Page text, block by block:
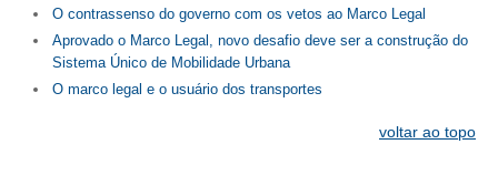
PALAVRA DO MURILO
O contrassenso do governo com os vetos ao Marco Legal
Aprovado o Marco Legal, novo desafio deve ser a construção do
Sistema Único de Mobilidade Urbana
O marco legal e o usuário dos transportes
voltar ao topo